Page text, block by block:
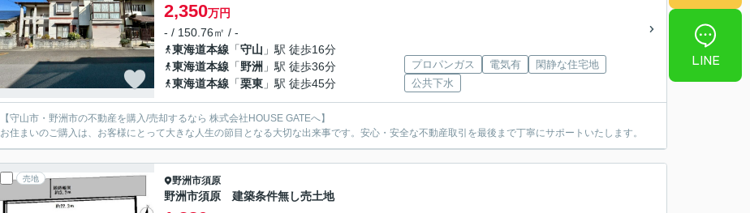
LINE
2,350万円
- / 150.76㎡ / -
東海道本線 「守山 」駅 徒歩16分
東海道本線 「野洲 」駅 徒歩36分
東海道本線 「栗東 」駅 徒歩45分
プロパンガス 電気有
閑静な住宅地
公共下水
【守山市・野洲市の不動産を購入/売却するなら 株式会社HOUSE GATEへ】
お住まいのご購入は、お客様にとって大きな人生の節目となる大切な出来事です。安心・安全な不動産取引を最後まで丁寧にサポートいたします。
売地 野洲市須原
野洲市須原 建築条件無し売土地